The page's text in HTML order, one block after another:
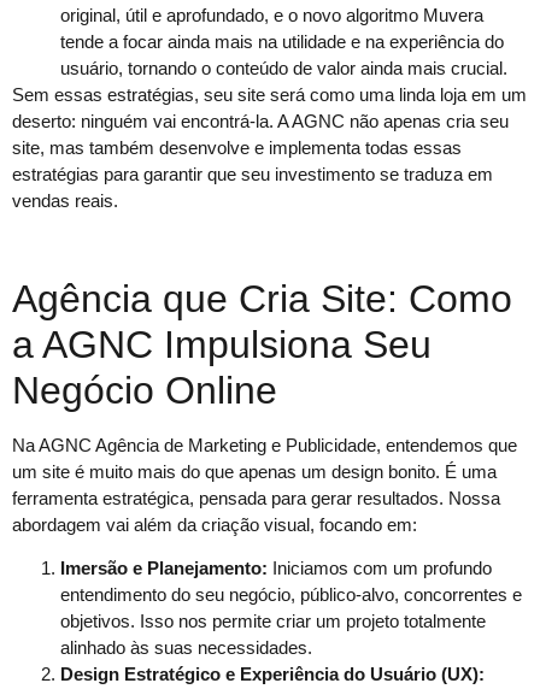
original, útil e aprofundado, e o novo algoritmo Muvera
tende a focar ainda mais na utilidade e na experiência do
usuário, tornando o conteúdo de valor ainda mais crucial.
Sem essas estratégias, seu site será como uma linda loja em um
deserto: ninguém vai encontrá-la. A AGNC não apenas cria seu
site, mas também desenvolve e implementa todas essas
estratégias para garantir que seu investimento se traduza em
vendas reais.
Agência que Cria Site: Como
a AGNC Impulsiona Seu
Negócio Online
Na AGNC Agência de Marketing e Publicidade, entendemos que
um site é muito mais do que apenas um design bonito. É uma
ferramenta estratégica, pensada para gerar resultados. Nossa
abordagem vai além da criação visual, focando em:
Imersão e Planejamento: Iniciamos com um profundo
entendimento do seu negócio, público-alvo, concorrentes e
objetivos. Isso nos permite criar um projeto totalmente
alinhado às suas necessidades.
Design Estratégico e Experiência do Usuário (UX):